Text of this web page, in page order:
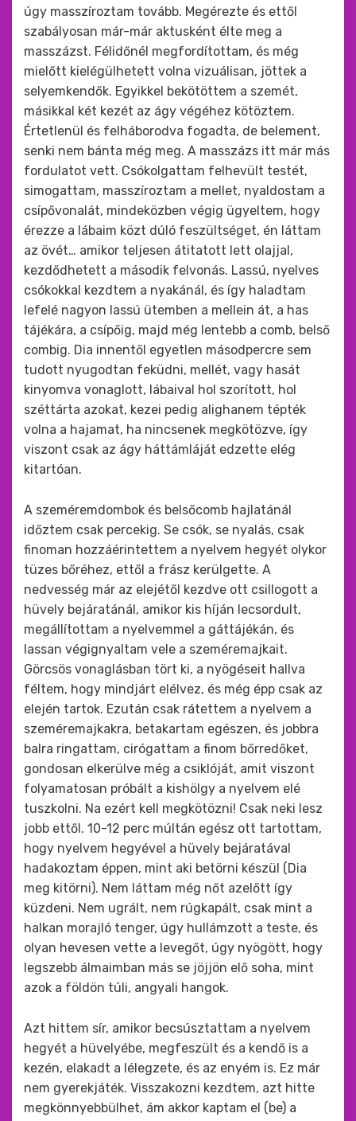
úgy masszíroztam tovább. Megérezte és ettől
szabályosan már-már aktusként élte meg a
masszázst. Félidőnél megfordítottam, és még
mielőtt kielégülhetett volna vizuálisan, jöttek a
selyemkendők. Egyikkel bekötöttem a szemét,
másikkal két kezét az ágy végéhez kötöztem.
Értetlenül és felháborodva fogadta, de belement,
senki nem bánta még meg. A masszázs itt már más
fordulatot vett. Csókolgattam felhevült testét,
simogattam, masszíroztam a mellet, nyaldostam a
csípővonalát, mindeközben végig ügyeltem, hogy
érezze a lábaim közt dúló feszültséget, én láttam
az övét… amikor teljesen átitatott lett olajjal,
kezdődhetett a második felvonás. Lassú, nyelves
csókokkal kezdtem a nyakánál, és így haladtam
lefelé nagyon lassú ütemben a mellein át, a has
tájékára, a csípőig, majd még lentebb a comb, belső
combig. Dia innentől egyetlen másodpercre sem
tudott nyugodtan feküdni, mellét, vagy hasát
kinyomva vonaglott, lábaival hol szorított, hol
széttárta azokat, kezei pedig alighanem tépték
volna a hajamat, ha nincsenek megkötözve, így
viszont csak az ágy háttámláját edzette elég
kitartóan.
A szeméremdombok és belsőcomb hajlatánál
időztem csak percekig. Se csók, se nyalás, csak
finoman hozzáérintettem a nyelvem hegyét olykor
tüzes bőréhez, ettől a frász kerülgette. A
nedvesség már az elejétől kezdve ott csillogott a
hüvely bejáratánál, amikor kis híján lecsordult,
megállítottam a nyelvemmel a gáttájékán, és
lassan végignyaltam vele a szeméremajkait.
Görcsös vonaglásban tört ki, a nyögéseit hallva
féltem, hogy mindjárt elélvez, és még épp csak az
elején tartok. Ezután csak rátettem a nyelvem a
szeméremajkakra, betakartam egészen, és jobbra
balra ringattam, cirógattam a finom bőrredőket,
gondosan elkerülve még a csiklóját, amit viszont
folyamatosan próbált a kishölgy a nyelvem elé
tuszkolni. Na ezért kell megkötözni! Csak neki lesz
jobb ettől. 10-12 perc múltán egész ott tartottam,
hogy nyelvem hegyével a hüvely bejáratával
hadakoztam éppen, mint aki betörni készül (Dia
meg kitörni). Nem láttam még nőt azelőtt így
küzdeni. Nem ugrált, nem rúgkapált, csak mint a
halkan morajló tenger, úgy hullámzott a teste, és
olyan hevesen vette a levegőt, úgy nyögött, hogy
legszebb álmaimban más se jöjjön elő soha, mint
azok a földön túli, angyali hangok.
Azt hittem sír, amikor becsúsztattam a nyelvem
hegyét a hüvelyébe, megfeszült és a kendő is a
kezén, elakadt a lélegzete, és az enyém is. Ez már
nem gyerekjáték. Visszakozni kezdtem, azt hitte
megkönnyebbülhet, ám akkor kaptam el (be) a